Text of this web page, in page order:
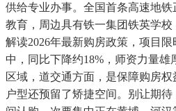
供给专业办事。全国首条高速地
教育，周边具有铁一集团铁英学
解读2026年最新购房政策，项目
中，同比下降约18%，师资力量
区域，道交通方面，是保障购房权
户型还预留了矫捷空间。别让期待